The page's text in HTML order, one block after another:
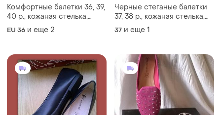
Комфортные балетки 36, 39,
40 р., кожаная стелька,
маломерят
EU 36 и еще 2
Черные стеганые балетки
37, 38 р., кожаная стелька,
элегантная классика
37 и еще 1